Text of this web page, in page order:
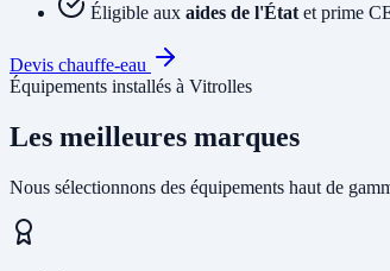
Éligible aux aides de l'État et prime
Devis chauffe-eau
Équipements installés à Vitrolles
Les meilleures marques
Nous sélectionnons des équipements haut de